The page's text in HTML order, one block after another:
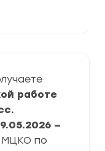
работе
—
МЦКО по